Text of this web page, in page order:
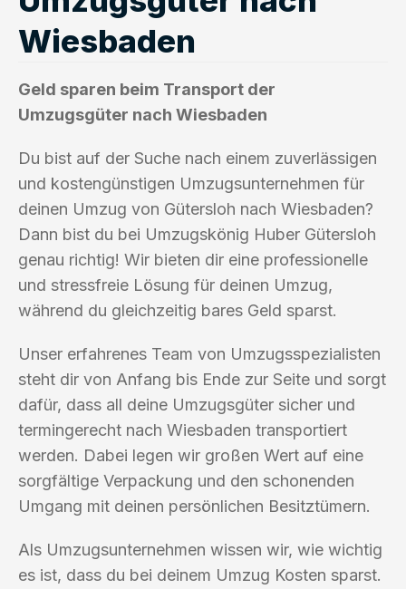
Wiesbaden
Geld sparen beim Transport der
Umzugsgüter nach Wiesbaden
Du bist auf der Suche nach einem zuverlässigen
und kostengünstigen Umzugsunternehmen für
deinen Umzug von Gütersloh nach Wiesbaden?
Dann bist du bei Umzugskönig Huber Gütersloh
genau richtig! Wir bieten dir eine professionelle
und stressfreie Lösung für deinen Umzug,
während du gleichzeitig bares Geld sparst.
Unser erfahrenes Team von Umzugsspezialisten
steht dir von Anfang bis Ende zur Seite und sorgt
dafür, dass all deine Umzugsgüter sicher und
termingerecht nach Wiesbaden transportiert
werden. Dabei legen wir großen Wert auf eine
sorgfältige Verpackung und den schonenden
Umgang mit deinen persönlichen Besitztümern.
Als Umzugsunternehmen wissen wir, wie wichtig
es ist, dass du bei deinem Umzug Kosten sparst.